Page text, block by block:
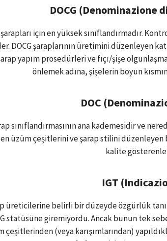
DOCG (Denominazione
şarapları için en yüksek sınıflandırmadır.
DOCG şaraplarının üretimini düzenleyen
yapım prosedürleri ve fıçı/şişe
önlemek adına, şişelerin boyun
DOC
sınıflandırmasının ana kademesidir ve
üzüm çeşitlerini ve şarap stilini düzenleyen
kalite
IGT
üreticilerine belirli bir düzeyde özgürlük
statüsüne giremiyordu. Ancak bunun tek
çeşitlerinden (veya karışımlarından)